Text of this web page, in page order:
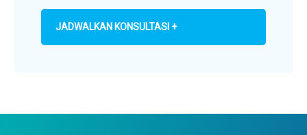
JADWALKAN KONSULTASI +